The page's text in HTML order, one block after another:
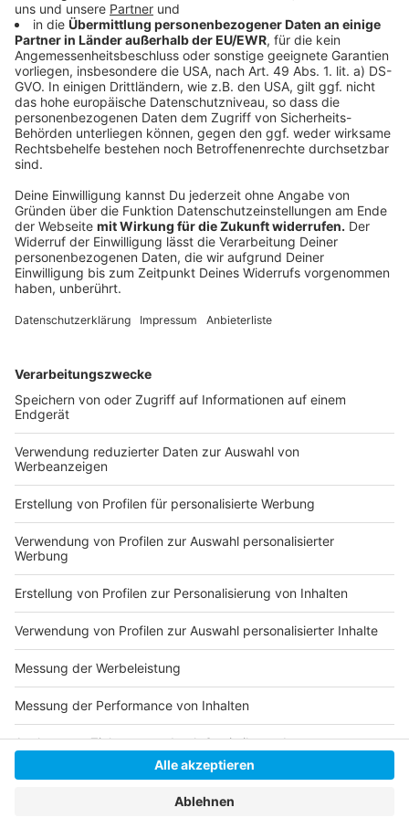
Er ist mittlerweile verstorben.
Anzeige
Weitere Infos und Links zum Thema
Anzeige
Die Studie der Hochschule RheinMain zu den
Missbrauchsvorwürfen
Missbrauchsvorwürfe bei Pfadfinderschaft Sankt
Georg
Evangelische Kirche arbeitet Missbrauchsfälle auf
Anzeige
Folge uns für mehr News & Updates:
Anzeige
Instagram|Facebook|WhatsApp-Kanal
Anzeige
Anzeige